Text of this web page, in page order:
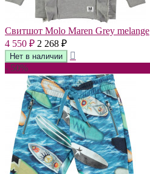
Свитшот Molo Maren Grey melange
4 550 ₽ 2 268 ₽
- 50%